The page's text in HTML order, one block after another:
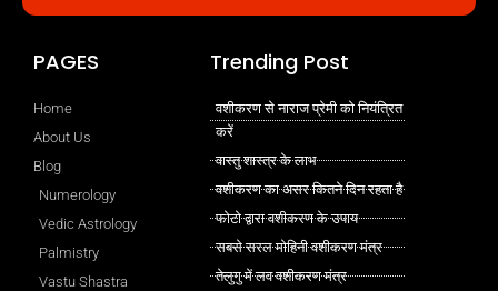
PAGES
Home
About Us
Blog
Numerology
Vedic Astrology
Palmistry
Vastu Shastra
Trending Post
वशीकरण से नाराज प्रेमी को नियंत्रित
करें
वास्तु शास्त्र के लाभ
वशीकरण का असर कितने दिन रहता है
फोटो द्वारा वशीकरण के उपाय
सबसे सरल मोहिनी वशीकरण मंत्र
तेलुगु में लव वशीकरण मंत्र